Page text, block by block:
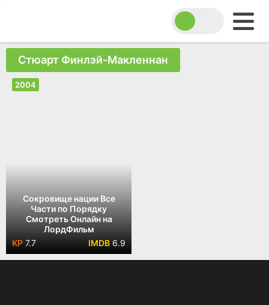
Стюарт Финлэй-Макленнан
Сокровище нации Все
Части по Порядку
Смотреть Онлайн на
ЛордФильм
7.7
6.9
2004